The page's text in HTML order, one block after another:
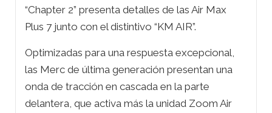
“Chapter 2” presenta detalles de las Air Max
Plus 7 junto con el distintivo “KM AIR”.
Optimizadas para una respuesta excepcional,
las Merc de última generación presentan una
onda de tracción en cascada en la parte
delantera, que activa más la unidad Zoom Air